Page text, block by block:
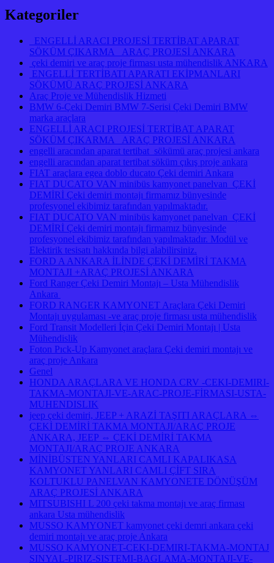
Kategoriler
ENGELLİ ARACI PROJESİ TERTİBAT APARAT
SÖKÜM ÇIKARMA ARAÇ PROJESİ ANKARA
çeki demiri ve araç proje firması usta mühendislik ANKARA
ENGELLİ TERTİBATI APARATI EKİPMANLARI
SÖKÜMÜ ARAÇ PROJESİ ANKARA
Araç Proje ve Mühendislik Hizmeti
BMW 6-Çeki Demiri BMW 7-Serisi Çeki Demiri BMW
marka araçlara
ENGELLİ ARACI PROJESİ TERTİBAT APARAT
SÖKÜM ÇIKARMA ARAÇ PROJESİ ANKARA
engelli aracından aparat tertibat sökümü araç projesi ankara
engelli aracından aparat tertibat söküm çıkış proje ankara
FIAT araçlara egea doblo ducato Çeki demiri Ankara
FIAT DUCATO VAN minibüs kamyonet panelvan ÇEKİ
DEMİRİ Çeki demiri montajı firmamız bünyesinde
profesyonel ekibimiz tarafından yapılmaktadır.
FIAT DUCATO VAN minibüs kamyonet panelvan ÇEKİ
DEMİRİ Çeki demiri montajı firmamız bünyesinde
profesyonel ekibimiz tarafından yapılmaktadır. Modül ve
Elektirik tesisatı hakkında bilgi alabilirsiniz.
FORD A ANKARA İLİNDE ÇEKİ DEMİRİ TAKMA
MONTAJI +ARAÇ PROJESİ ANKARA
Ford Ranger Çeki Demiri Montajı – Usta Mühendislik
Ankara
FORD RANGER KAMYONET Araçlara Çeki Demiri
Montajı uygulaması -ve araç proje firması usta mühendislik
Ford Transit Modelleri İçin Çeki Demiri Montajı | Usta
Mühendislik
Foton Pıck-Up Kamyonet araçlara Çeki demiri montajı ve
araç proje Ankara
Genel
HONDA ARAÇLARA VE HONDA CRV -CEKI-DEMIRI-
TAKMA-MONTAJI-VE-ARAC-PROJE-FİRMASI-USTA-
MUHENDISLIK
jeep çeki demiri, JEEP + ARAZİ TAŞITI ARAÇLARA ⇔
ÇEKİ DEMİRİ TAKMA MONTAJI/ARAÇ PROJE
ANKARA, JEEP ⇔ ÇEKİ DEMİRİ TAKMA
MONTAJI/ARAÇ PROJE ANKARA
MİNİBÜSTEN YANLARI CAMLI KAPALIKASA
KAMYONET YANLARI CAMLI ÇİFT SIRA
KOLTUKLU PANELVAN KAMYONETE DÖNÜŞÜM
ARAÇ PROJESİ ANKARA
MITSUBISHI L 200 çeki takma montajı ve araç firması
ankara Usta mühendislik
MUSSO KAMYONET kamyonet çeki demri ankara çeki
demiri montajı ve araç proje Ankara
MUSSO KAMYONET-CEKI-DEMIRI-TAKMA-MONTAJ
SINYAL-PIRIZ-SISTEMI-BAGLAMA-MONTAJI-VE-